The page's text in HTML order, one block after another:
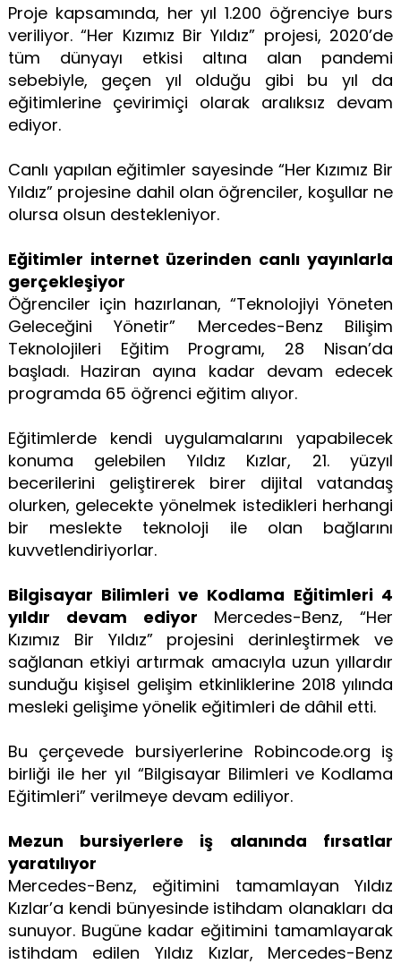
Proje kapsamında, her yıl 1.200 öğrenciye burs
veriliyor. “Her Kızımız Bir Yıldız” projesi, 2020’de
tüm dünyayı etkisi altına alan pandemi
sebebiyle, geçen yıl olduğu gibi bu yıl da
eğitimlerine çevirimiçi olarak aralıksız devam
ediyor.
Canlı yapılan eğitimler sayesinde “Her Kızımız Bir
Yıldız” projesine dahil olan öğrenciler, koşullar ne
olursa olsun destekleniyor.
Eğitimler internet üzerinden canlı yayınlarla
gerçekleşiyor
Öğrenciler için hazırlanan, “Teknolojiyi Yöneten
Geleceğini Yönetir” Mercedes-Benz Bilişim
Teknolojileri Eğitim Programı, 28 Nisan’da
başladı. Haziran ayına kadar devam edecek
programda 65 öğrenci eğitim alıyor.
Eğitimlerde kendi uygulamalarını yapabilecek
konuma gelebilen Yıldız Kızlar, 21. yüzyıl
becerilerini geliştirerek birer dijital vatandaş
olurken, gelecekte yönelmek istedikleri herhangi
bir meslekte teknoloji ile olan bağlarını
kuvvetlendiriyorlar.
Bilgisayar Bilimleri ve Kodlama Eğitimleri 4
yıldır devam ediyor Mercedes-Benz, “Her
Kızımız Bir Yıldız” projesini derinleştirmek ve
sağlanan etkiyi artırmak amacıyla uzun yıllardır
sunduğu kişisel gelişim etkinliklerine 2018 yılında
mesleki gelişime yönelik eğitimleri de dâhil etti.
Bu çerçevede bursiyerlerine Robincode.org iş
birliği ile her yıl “Bilgisayar Bilimleri ve Kodlama
Eğitimleri” verilmeye devam ediliyor.
Mezun bursiyerlere iş alanında fırsatlar
yaratılıyor
Mercedes-Benz, eğitimini tamamlayan Yıldız
Kızlar’a kendi bünyesinde istihdam olanakları da
sunuyor. Bugüne kadar eğitimini tamamlayarak
istihdam edilen Yıldız Kızlar, Mercedes-Benz